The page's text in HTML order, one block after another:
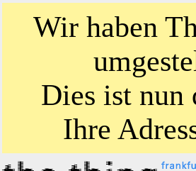
Wir haben
Dies ist nun
Ihre